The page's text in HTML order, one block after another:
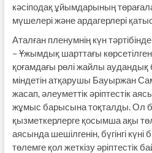
кәсіподақ ұйымдарының
мүшелері және ардагерлері
Аталған пленумнің күн
– Ұжымдық шарттағы
қоғамдағы рөлі жайлы аудандық
міндетін атқарушы Бауыржан
жасап, әлеуметтік әріптестік
жұмыс барысына тоқталды. Ол
қызметкерлерге қосымша ақы
аясында шешілгенін, бүгінгі күні
төлемге қол жеткізу әріптестік